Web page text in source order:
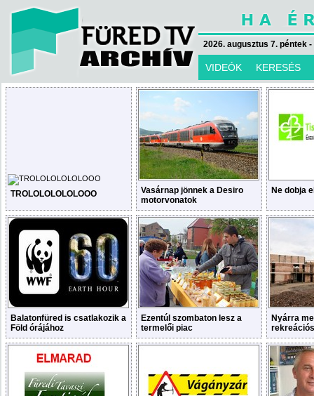
2026. augusztus 7. péntek
VIDEÓK KERESÉS
TROLOLOLOLOLOOO
Vasárnap jönnek a Desiro
motorvonatok
Ne dobja
Balatonfüred is csatlakozik a
Föld órájához
Ezentúl szombaton lesz a
termelői piac
Nyárra